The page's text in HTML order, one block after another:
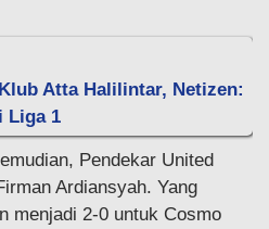
Atta Halilintar, Netizen:
Liga 1
Pendekar United
Ardiansyah. Yang
menjadi 2-0 untuk Cosmo